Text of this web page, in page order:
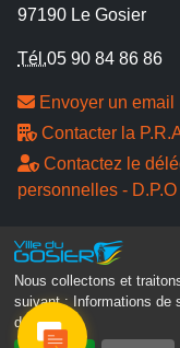
Nous collectons et
suivant :
Informations
des pages .
97190 Le Gosier
Tél.05 90 84 86 86
Envoyer un email
Contacter la
Contactez le
personnelles - D.P.O
Suivez-nous